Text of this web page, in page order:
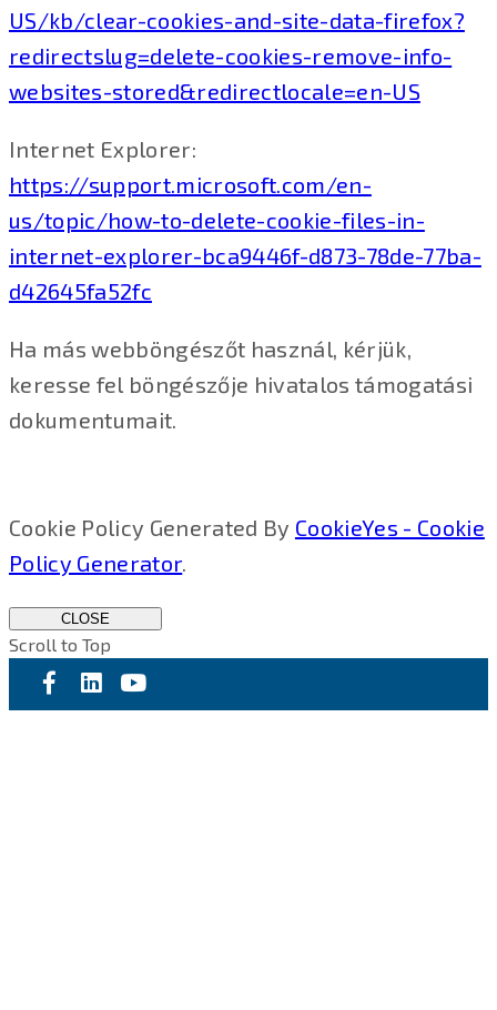
US/kb/clear-cookies-and-site-data-firefox?
redirectslug=delete-cookies-remove-info-
websites-stored&redirectlocale=en-US
Internet Explorer:
https://support.microsoft.com/en-
us/topic/how-to-delete-cookie-files-in-
internet-explorer-bca9446f-d873-78de-77ba-
d42645fa52fc
Ha más webböngészőt használ, kérjük,
keresse fel böngészője hivatalos támogatási
dokumentumait.
Cookie Policy Generated By CookieYes - Cookie
Policy Generator.
CLOSE
Scroll to Top